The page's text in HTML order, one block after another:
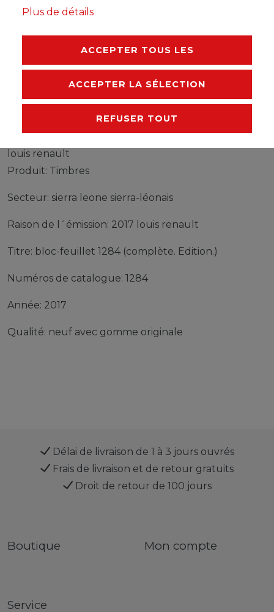
AUTRES DÉTAILS
RESPONSABLE DE L'UE
FABRICANT
Timbres sierra leone sierra-léonais bloc-feuillet 1284
(complète edition) neuf avec gomme originale 2017
louis renault
Produit: Timbres
Secteur: sierra leone sierra-léonais
Raison de l´émission: 2017 louis renault
Titre: bloc-feuillet 1284 (complète. Edition.)
Numéros de catalogue: 1284
Année: 2017
Qualité: neuf avec gomme originale
Délai de livraison de 1 à 3 jours ouvrés
Frais de livraison et de retour gratuits
Droit de retour de 100 jours
Boutique Mon compte
Service
Plus de détails
ACCEPTER TOUS LES
ACCEPTER LA SÉLECTION
REFUSER TOUT